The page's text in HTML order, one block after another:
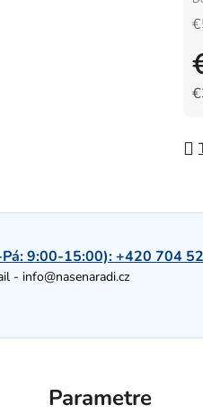
9:00-15:00):+420 704
- info@nasenaradi.cz
Parametre